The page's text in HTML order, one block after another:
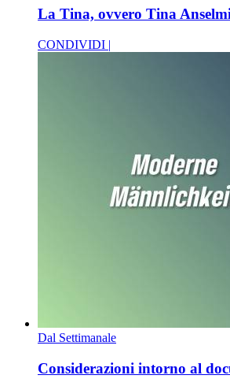
La Tina, ovvero Tina
CONDIVIDI |
Dal Settimanale
Considerazioni intorno al